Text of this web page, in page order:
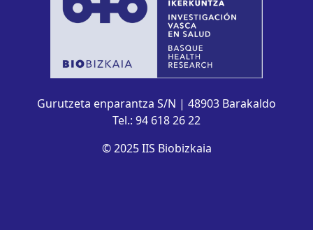
Gurutzeta enparantza S/N | 48903 Barakaldo
Tel.: 94 618 26 22
© 2025 IIS Biobizkaia